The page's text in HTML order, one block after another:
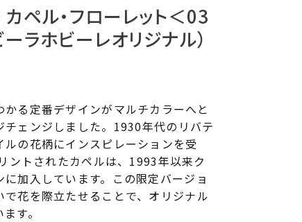
カペル・フローレット＜03
ラホビーレオリジナル）
る定番デザインがマルチカラーへと
ェンジしました。1930年代のリバテ
の花柄にインスピレーションを受
ントされたカペルは、1993年以来ク
加入しています。この限定バージョ
花を際立たせることで、オリジナル
す。